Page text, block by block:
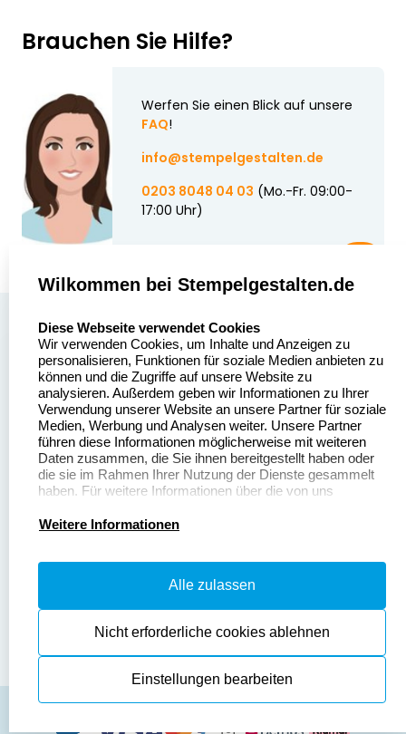
Brauchen Sie Hilfe?
Werfen Sie einen Blick auf unsere
FAQ!
info@stempelgestalten.de
0203 8048 04 03 (Mo.-Fr. 09:00-
17:00 Uhr)
Stempelgestalten.de
Asterlager Straße 97
47228 Duisburg
Deutschland
Über uns
Sitemap
Alle
Stempelinformationen
Dateivorgaben
Fragen & Antworten
Datenschutzerklärung
Widerrufsrecht
Zahlung & Versand
Widerruf & Rückgabe
Disclaimer
Cookies zurücksetzen
© Copyright 2026
Wilkommen bei Stempelgestalten.de
Diese Webseite verwendet Cookies
Wir verwenden Cookies, um Inhalte und Anzeigen zu
personalisieren, Funktionen für soziale Medien anbieten zu
können und die Zugriffe auf unsere Website zu
analysieren. Außerdem geben wir Informationen zu Ihrer
Verwendung unserer Website an unsere Partner für soziale
Medien, Werbung und Analysen weiter. Unsere Partner
führen diese Informationen möglicherweise mit weiteren
Daten zusammen, die Sie ihnen bereitgestellt haben oder
die sie im Rahmen Ihrer Nutzung der Dienste gesammelt
haben. Für weitere Informationen über die von uns
Datenschutzerklärung.
Weitere Informationen
Alle zulassen
Nicht erforderliche cookies ablehnen
Einstellungen bearbeiten